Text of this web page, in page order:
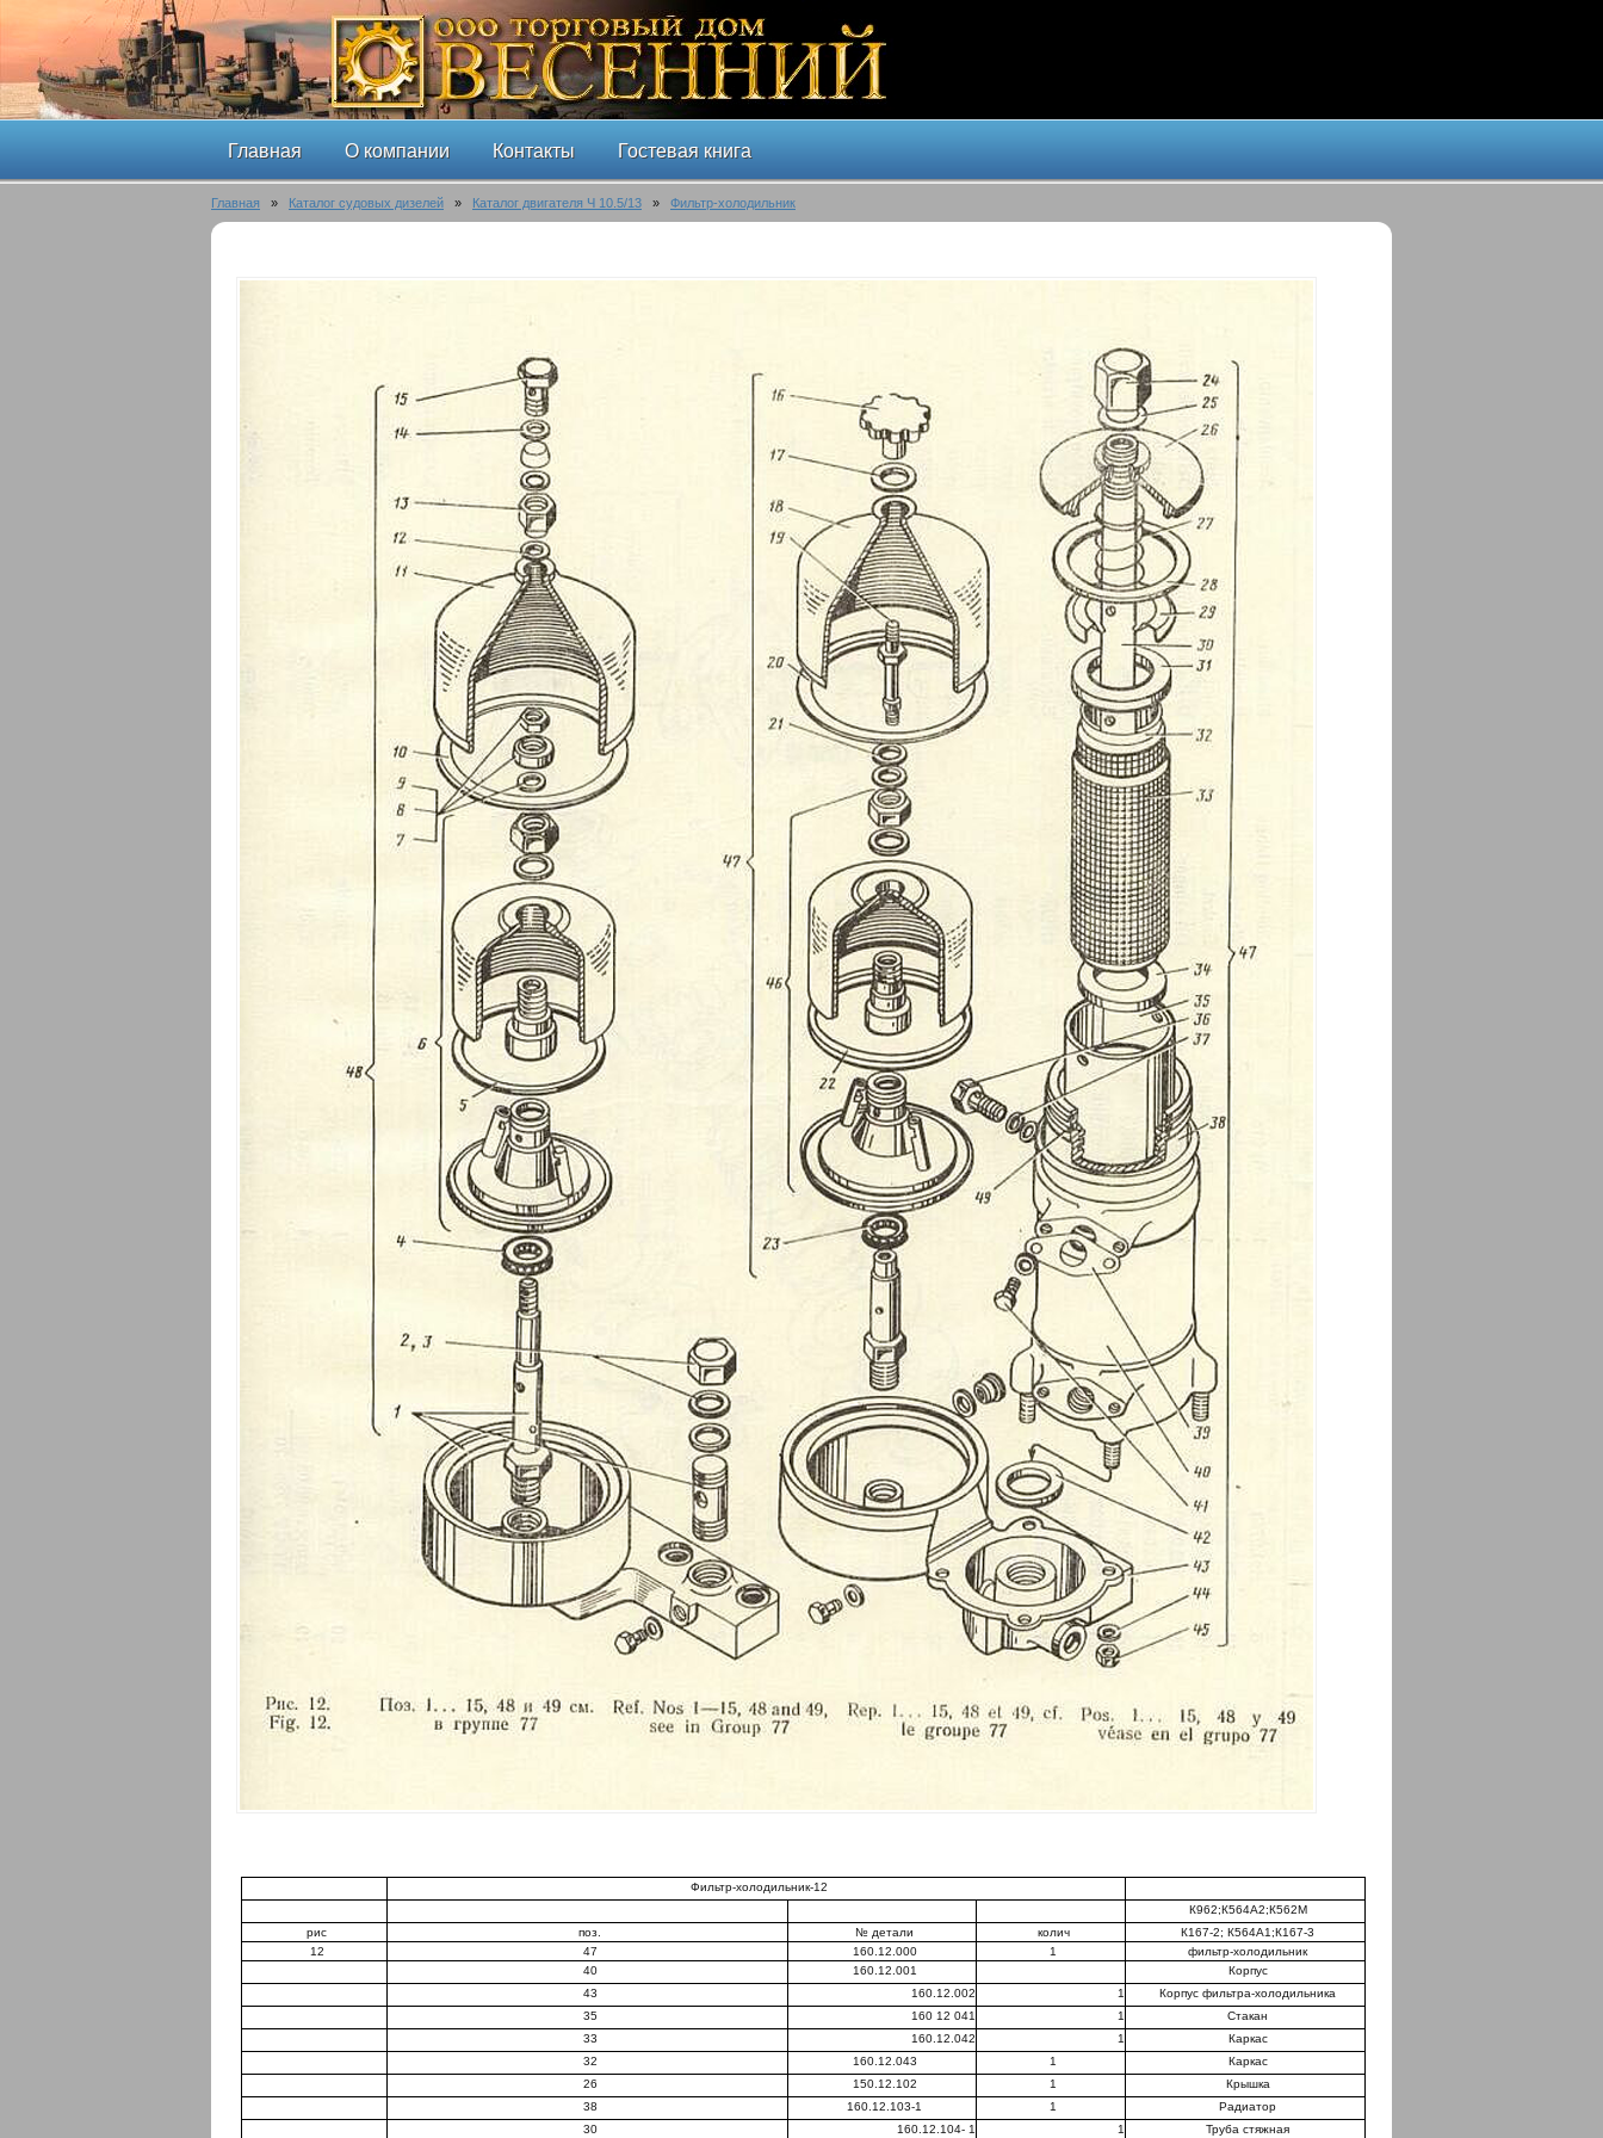
Главная О компании Контакты Гостевая книга
Главная » Каталог судовых дизелей » Каталог двигателя Ч 10.5/13 » Фильтр-холодильник
Фильтр-холодильник-12
К962;К564А2;К562М
рис
поз. № детали колич
К167-2; К564А1;К167-3
12
47 160.12.000 1
фильтр-холодильник
40
160.12.001
Корпус
43
160.12.002 1
Корпус фильтра-холодильника
35
160 12 041 1
Стакан
33
160.12.042 1
Каркас
32
160.12.043 1
Каркас
26
150.12.102 1
Крышка
38
160.12.103-1 1
Радиатор
30
160.12.104- 1 1 Труба стяжная